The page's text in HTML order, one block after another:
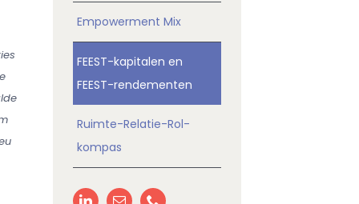
Empowerment Mix
FEEST-kapitalen en
FEEST-rendementen
Ruimte-Relatie-Rol-
kompas